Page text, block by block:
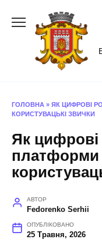
ГОЛОВНА » ЯК ЦИФРОВІ
КОРИСТУВАЦЬКІ ЗВИЧКИ
Як цифрові
платформи
АВТОР
Fedorenko Serhii
ОПУБЛІКОВАНО
25 Травня, 2026